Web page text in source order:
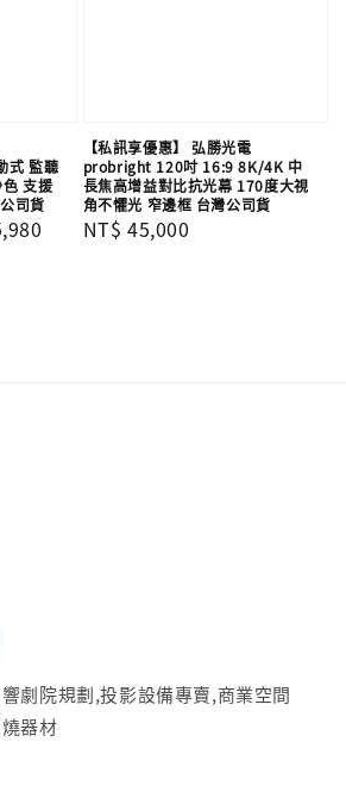
式 監聽
支援
司貨
【私訊享優惠】 弘勝光電
probright 120吋 16:9 8K/4K 中
長焦高增益對比抗光幕 170度大視
角不懼光 窄邊框 台灣公司貨
Regular
NT$ 45,000
劇院規劃,投影設備專賣,商業空間
器材